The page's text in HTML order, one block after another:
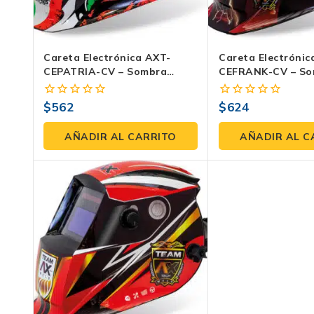
Careta Electrónica AXT-
CEPATRIA-CV – Sombra
Variable, Visión A Color,
Diseño Patriota, Ideal Para
Soldadura TIG Y MIG/MAG
0
fuera
5
$562
AÑADIR AL CARRITO
Careta
CEFRANK-CV –
Variable, Visión A
Protección UV/IR,
Frankenstein
0
fuera
5
$624
AÑADIR AL